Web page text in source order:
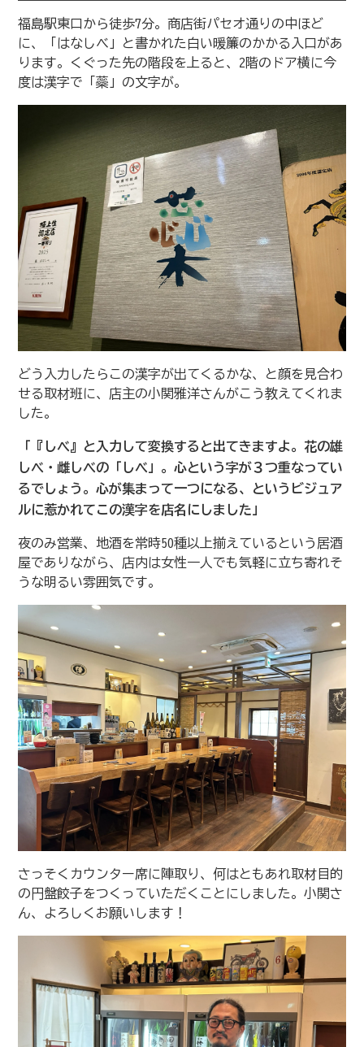
福島駅東口から徒歩7分。商店街パセオ通りの中ほど
に、「はなしべ」と書かれた白い暖簾のかかる入口があ
ります。くぐった先の階段を上ると、2階のドア横に今
度は漢字で「蘂」の文字が。
どう入力したらこの漢字が出てくるかな、と顔を見合わ
せる取材班に、店主の小関雅洋さんがこう教えてくれま
した。
「『しべ』と入力して変換すると出てきますよ。花の雄
しべ・雌しべの「しべ」。心という字が３つ重なってい
るでしょう。心が集まって一つになる、というビジュア
ルに惹かれてこの漢字を店名にしました」
夜のみ営業、地酒を常時50種以上揃えているという居酒
屋でありながら、店内は女性一人でも気軽に立ち寄れそ
うな明るい雰囲気です。
さっそくカウンター席に陣取り、何はともあれ取材目的
の円盤餃子をつくっていただくことにしました。小関さ
ん、よろしくお願いします！